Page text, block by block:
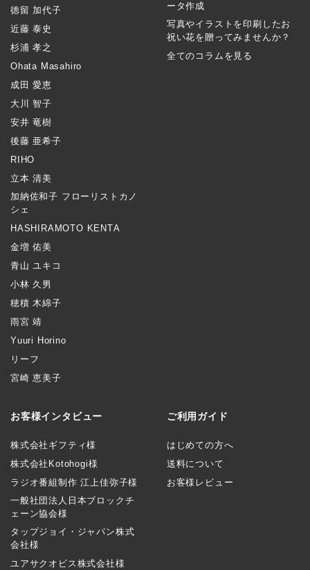
徳留 加代子
近藤 泰史
杉浦 孝之
Ohata Masahiro
成田 愛恵
大川 智子
安井 竜樹
後藤 亜希子
RIHO
立本 清美
加納佐和子 フローリストカノ
シェ
HASHIRAMOTO KENTA
金増 佑美
青山 ユキコ
小林 久男
穂積 木綿子
雨宮 靖
Yuuri Horino
リーフ
宮崎 恵美子
ータ作成
写真やイラストを印刷したお
祝い花を贈ってみませんか？
全てのコラムを見る
お客様インタビュー
株式会社ギフティ様
株式会社Kotohogi様
ラジオ番組制作 江上佳弥子様
一般社団法人日本ブロックチ
ェーン協会様
タップジョイ・ジャパン株式
会社様
ユアサクオビス株式会社様
ご利用ガイド
はじめての方へ
送料について
お客様レビュー